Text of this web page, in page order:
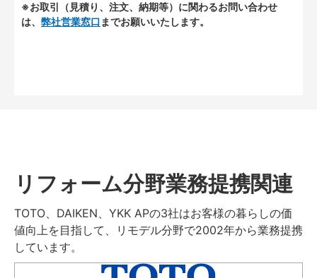
※お取引（見積り、注文、納期等）に関わるお問い合わせ
は、 弊社営業窓口 までお願いいたします。
リフォーム分野業務提携関連
TOTO、DAIKEN、YKK APの3社はお客様の暮らしの価
値向上を目指して、リモデル分野で2002年から業務提携
しています。